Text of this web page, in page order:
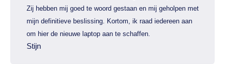
Zij hebben mij goed te woord gestaan en mij geholpen met
mijn definitieve beslissing. Kortom, ik raad iedereen aan
om hier de nieuwe laptop aan te schaffen.
Stijn